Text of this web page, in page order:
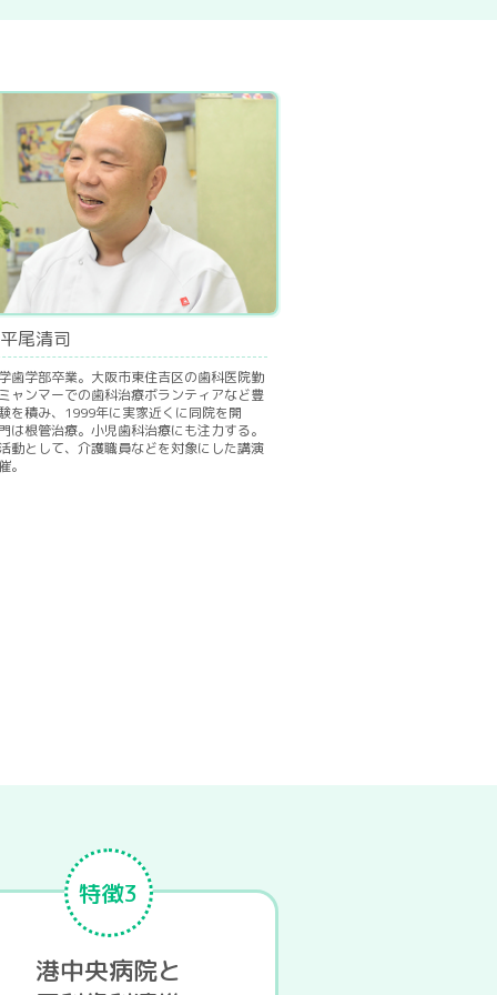
平尾清司
歯学部卒業。大阪市東住吉区の歯科医院勤
ャンマーでの歯科治療ボランティアなど豊
を積み、1999年に実家近くに同院を開
は根管治療。小児歯科治療にも注力する。
動として、介護職員などを対象にした講演
。
特徴3
港中央病院と